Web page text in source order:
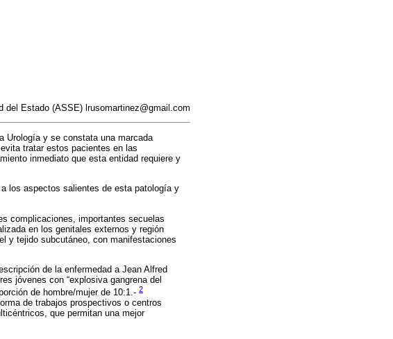
del Estado (ASSE) lrusomartinez@gmail.com
Urología y se constata una marcada
tratar estos pacientes en las
inmediato que esta entidad requiere y
los aspectos salientes de esta patología y
complicaciones, importantes secuelas
en los genitales externos y región
y tejido subcutáneo, con manifestaciones
de la enfermedad a Jean Alfred
jóvenes con “explosiva gangrena del
de hombre/mujer de 10:1.- 2
de trabajos prospectivos o centros
que permitan una mejor